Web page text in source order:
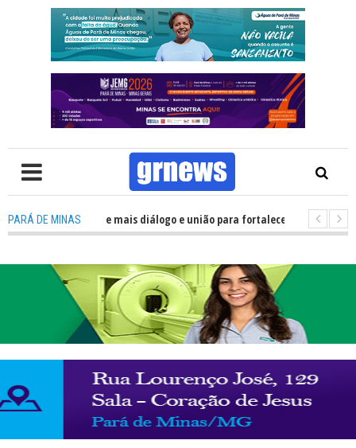
PARÁ DE MINAS
de mais diálogo e união para fortalecer Minas e Pará de Minas; e